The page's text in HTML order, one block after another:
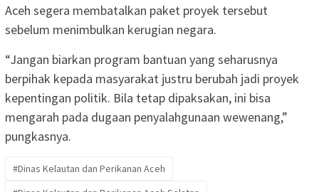
Aceh segera membatalkan paket proyek tersebut
sebelum menimbulkan kerugian negara.
“Jangan biarkan program bantuan yang seharusnya
berpihak kepada masyarakat justru berubah jadi proyek
kepentingan politik. Bila tetap dipaksakan, ini bisa
mengarah pada dugaan penyalahgunaan wewenang,”
pungkasnya.
#Dinas Kelautan dan Perikanan Aceh